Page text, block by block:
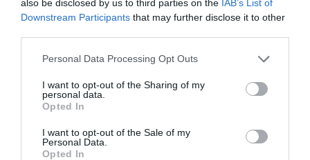
also be disclosed by us to third parties on the IAB’s List of
Downstream Participants that may further disclose it to other
Personal Data Processing Opt Outs
I want to opt-out of the Sharing of my
personal data.
Opted In
I want to opt-out of the Sale of my
Personal Data.
Opted In